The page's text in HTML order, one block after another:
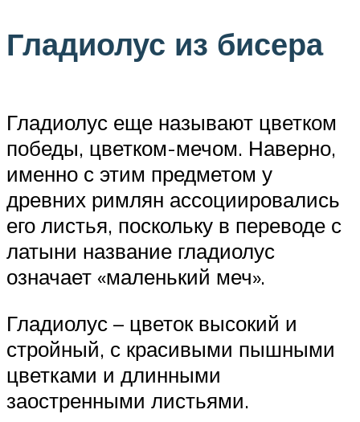
Гладиолус из бисера
Гладиолус еще называют цветком
победы, цветком-мечом. Наверно,
именно с этим предметом у
древних римлян ассоциировались
его листья, поскольку в переводе с
латыни название гладиолус
означает «маленький меч».
Гладиолус – цветок высокий и
стройный, с красивыми пышными
цветками и длинными
заостренными листьями.